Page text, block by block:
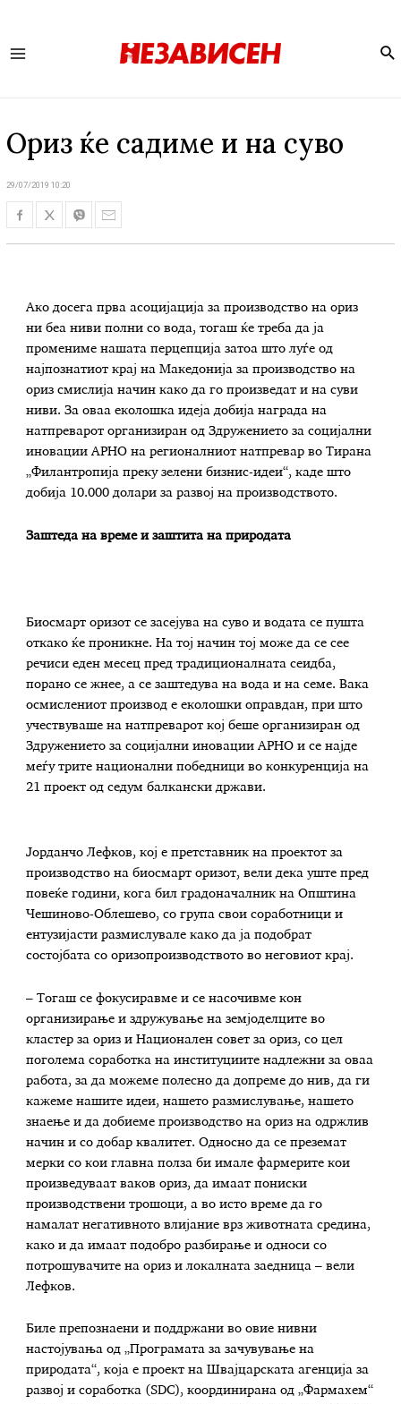
Ориз ќе садиме и на суво
29/07/2019 10:20
Ако досега прва асоцијација за производство на ориз
ни беа ниви полни со вода, тогаш ќе треба да ја
промениме нашата перцепција затоа што луѓе од
најпознатиот крај на Македонија за производство на
ориз смислија начин како да го произведат и на суви
ниви. За оваа еколошка идеја добија награда на
натпреварот организиран од Здружението за социјални
иновации АРНО на регионалниот натпревар во Тирана
„Филантропија преку зелени бизнис-идеи“, каде што
добија 10.000 долари за развој на производството.
Заштеда на време и заштита на природата
Биосмарт оризот се засејува на суво и водата се пушта
откако ќе проникне. На тој начин тој може да се сее
речиси еден месец пред традиционалната сеидба,
порано се жнее, а се заштедува на вода и на семе. Вака
осмислениот производ е еколошки оправдан, при што
учествуваше на натпреварот кој беше организиран од
Здружението за социјални иновации АРНО и се најде
меѓу трите национални победници во конкуренција на
21 проект од седум балкански држави.
Јорданчо Лефков, кој е претставник на проектот за
производство на биосмарт оризот, вели дека уште пред
повеќе години, кога бил градоначалник на Општина
Чешиново-Облешево, со група свои соработници и
ентузијасти размислувале како да ја подобрат
состојбата со оризопроизводството во неговиот крај.
– Тогаш се фокусиравме и се насочивме кон
организирање и здружување на земјоделците во
кластер за ориз и Национален совет за ориз, со цел
поголема соработка на институциите надлежни за оваа
работа, за да можеме полесно да допреме до нив, да ги
кажеме нашите идеи, нашето размислување, нашето
знаење и да добиеме производство на ориз на одржлив
начин и со добар квалитет. Односно да се преземат
мерки со кои главна полза би имале фармерите кои
произведуваат ваков ориз, да имаат пониски
производствени трошоци, а во исто време да го
намалат негативното влијание врз животната средина,
како и да имаат подобро разбирање и односи со
потрошувачите на ориз и локалната заедница – вели
Лефков.
Биле препознаени и поддржани во овие нивни
настојувања од „Програмата за зачувување на
природата“, која е проект на Швајцарската агенција за
развој и соработка (SDC), координирана од „Фармахем“